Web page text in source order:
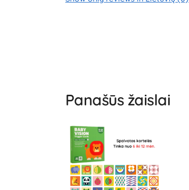
Panašūs žaislai